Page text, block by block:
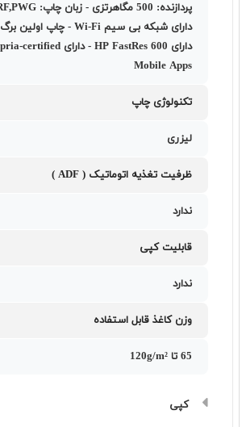
Mobile Apps
تکنولوژی چاپ
لیزری
ظرفیت تغذیه اتوماتیک ( ADF )
ندارد
قابلیت کپی
ندارد
وزن کاغذ قابل استفاده
65 تا 120g/m²
کپی